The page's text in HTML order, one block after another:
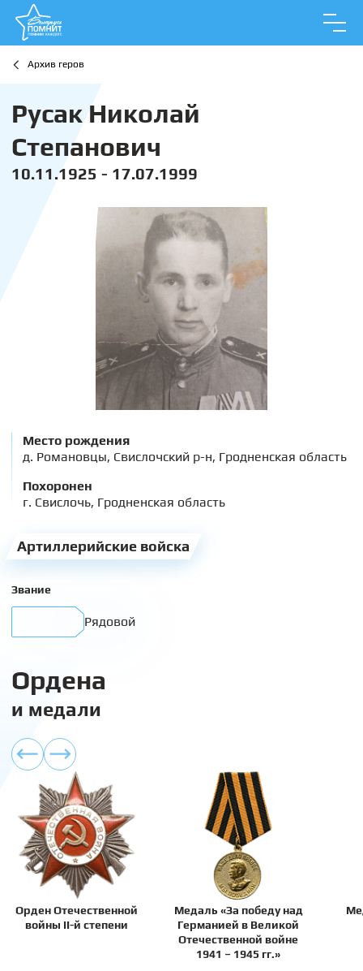
Архив геров
Русак Николай
Степанович
10.11.1925 - 17.07.1999
Место рождения
д. Романовцы, Свислочский р-н, Гродненская область
Похоронен
г. Свислочь, Гродненская область
Артиллерийские войска
Звание
Рядовой
Ордена
и медали
Орден Отечественной
войны II-й степени
Медаль «За победу над
Германией в Великой
Отечественной войне
1941 – 1945 гг.»